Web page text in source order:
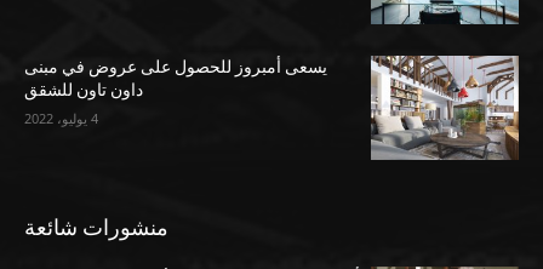
يسعى أمبروز للحصول على عروض في مبنى
داون تاون للشقق
4 يوليو، 2022
منشورات شائعة